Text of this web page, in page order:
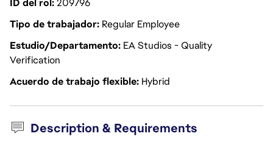
ID del rol209796
Tipo de trabajador Regular Employee
Estudio/Departamento EA Studios - Quality
Verification
Acuerdo de trabajo flexible Hybrid
Description & Requirements